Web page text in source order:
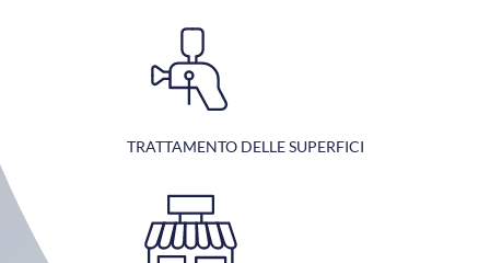
TRATTAMENTO DELLE SUPERFICI